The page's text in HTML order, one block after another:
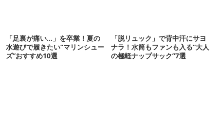
「足裏が痛い…」を卒業！夏の
水遊びで履きたい“マリンシュー
ズ”おすすめ10選
「脱リュック」で背中汗にサヨ
ナラ！水筒もファンも入る“大人
の極軽ナップサック”7選